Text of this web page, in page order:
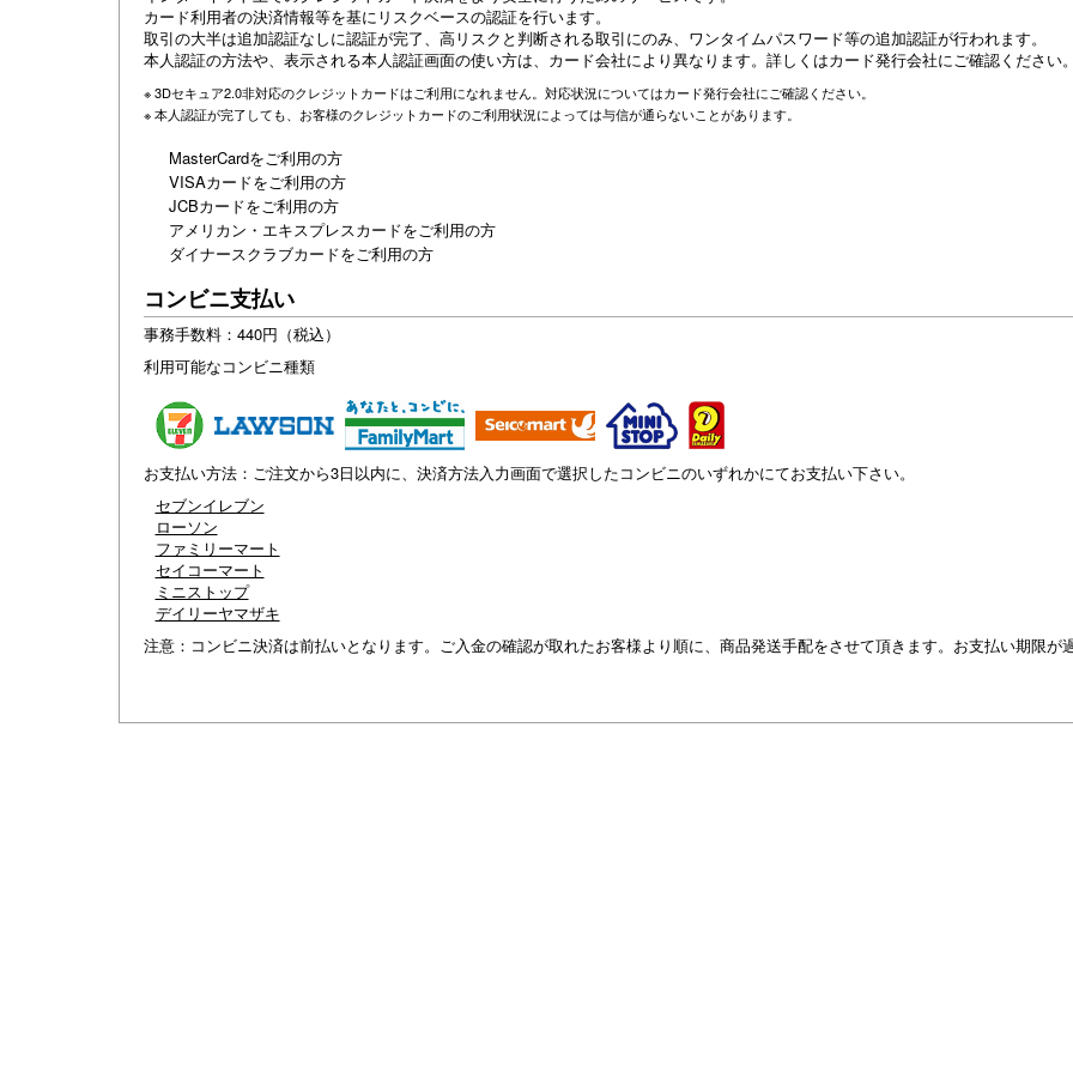
カード利用者の決済情報等を基にリスクベースの認証を行います。
取引の大半は追加認証なしに認証が完了、高リスクと判断される取引にのみ、ワンタイムパスワード等の追加認証が行われます。
本人認証の方法や、表示される本人認証画面の使い方は、カード会社により異なります。詳しくはカード発行会社にご確認ください
※ 3Dセキュア2.0非対応のクレジットカードはご利用になれません。対応状況についてはカード発行会社にご確認ください。
※ 本人認証が完了しても、お客様のクレジットカードのご利用状況によっては与信が通らないことがあります。
MasterCardをご利用の方
VISAカードをご利用の方
JCBカードをご利用の方
アメリカン・エキスプレスカードをご利用の方
ダイナースクラブカードをご利用の方
コンビニ支払い
事務手数料：440円（税込）
利用可能なコンビニ種類
お支払い方法：ご注文から3日以内に、決済方法入力画面で選択したコンビニのいずれかにてお支払い下さい。
セブンイレブン
ローソン
ファミリーマート
セイコーマート
ミニストップ
デイリーヤマザキ
注意：コンビニ決済は前払いとなります。ご入金の確認が取れたお客様より順に、商品発送手配をさせて頂きます。お支払い期限